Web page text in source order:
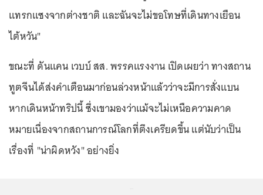
แทรกแซงจากต่างชาติ และฉันจะไม่ขอโทษที่เดินทางเยือน
ไต้หวัน"
ขณะที่ ดันแคน เวบบ์ สส. พรรคแรงงาน เปิดเผยว่า ทางสถาน
ทูตจีนได้ส่งคำเตือนมาก่อนล่วงหน้าแล้วว่าจะมีการสั่งแบน
หากเดินหน้าทริปนี้ ซึ่งเขามองว่าแม้จะไม่เหนือความคาด
หมายเนื่องจากสถานการณ์โลกที่ตึงเครียดขึ้น แต่นับว่าเป็น
เรื่องที่ "น่าผิดหวัง" อย่างยิ่ง